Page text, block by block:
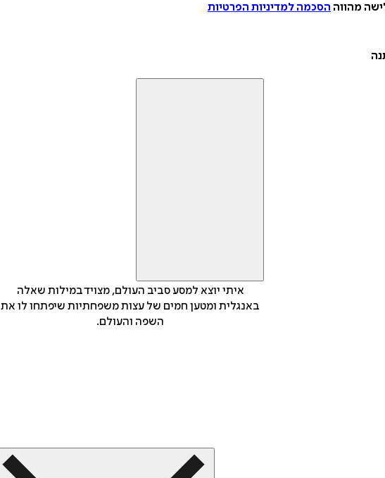
מהווה הסכמה למדיניות הפרטיות
איתי יוצא למסע סביב העולם, מצויד במילות שאלה
באנגלית ומטען חמים של עצות משפחתיות שיפתחו לו את
השפה והעולם.